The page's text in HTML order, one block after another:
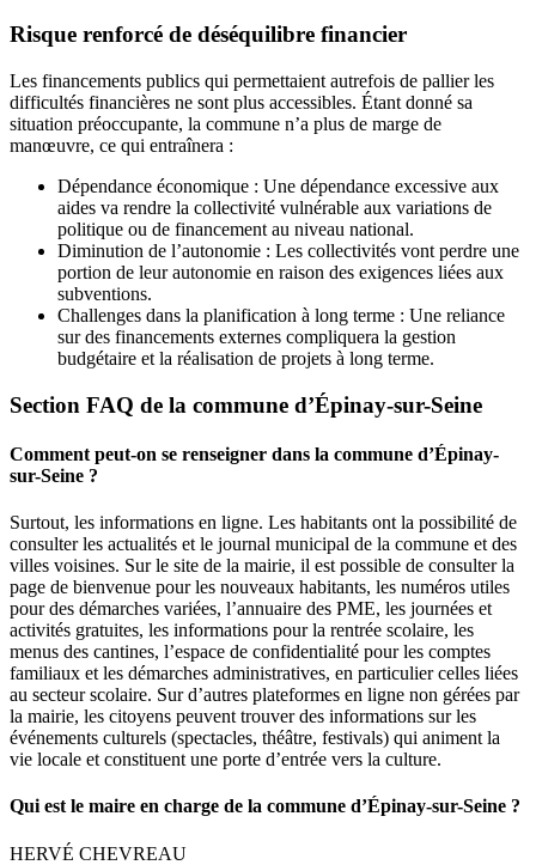
Risque renforcé de déséquilibre financier
Les financements publics qui permettaient autrefois de pallier les
difficultés financières ne sont plus accessibles. Étant donné sa
situation préoccupante, la commune n’a plus de marge de
manœuvre, ce qui entraînera :
Dépendance économique : Une dépendance excessive aux
aides va rendre la collectivité vulnérable aux variations de
politique ou de financement au niveau national.
Diminution de l’autonomie : Les collectivités vont perdre une
portion de leur autonomie en raison des exigences liées aux
subventions.
Challenges dans la planification à long terme : Une reliance
sur des financements externes compliquera la gestion
budgétaire et la réalisation de projets à long terme.
Section FAQ de la commune d’Épinay-sur-Seine
Comment peut-on se renseigner dans la commune d’Épinay-
sur-Seine ?
Surtout, les informations en ligne. Les habitants ont la possibilité de
consulter les actualités et le journal municipal de la commune et des
villes voisines. Sur le site de la mairie, il est possible de consulter la
page de bienvenue pour les nouveaux habitants, les numéros utiles
pour des démarches variées, l’annuaire des PME, les journées et
activités gratuites, les informations pour la rentrée scolaire, les
menus des cantines, l’espace de confidentialité pour les comptes
familiaux et les démarches administratives, en particulier celles liées
au secteur scolaire. Sur d’autres plateformes en ligne non gérées par
la mairie, les citoyens peuvent trouver des informations sur les
événements culturels (spectacles, théâtre, festivals) qui animent la
vie locale et constituent une porte d’entrée vers la culture.
Qui est le maire en charge de la commune d’Épinay-sur-Seine ?
HERVÉ CHEVREAU